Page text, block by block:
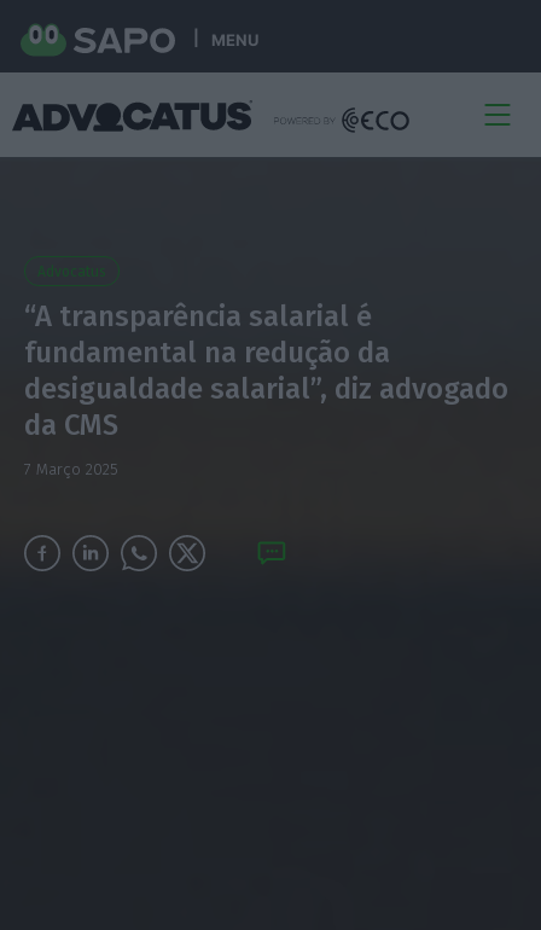
MENU
Advocatus
“A transparência salarial é
fundamental na redução da
desigualdade salarial”, diz advogado
da CMS
7 Março 2025